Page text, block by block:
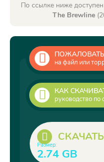
По ссылке ниже
The Brewline
на файл или
КАК
руководство по
Размер:
2.74 GB